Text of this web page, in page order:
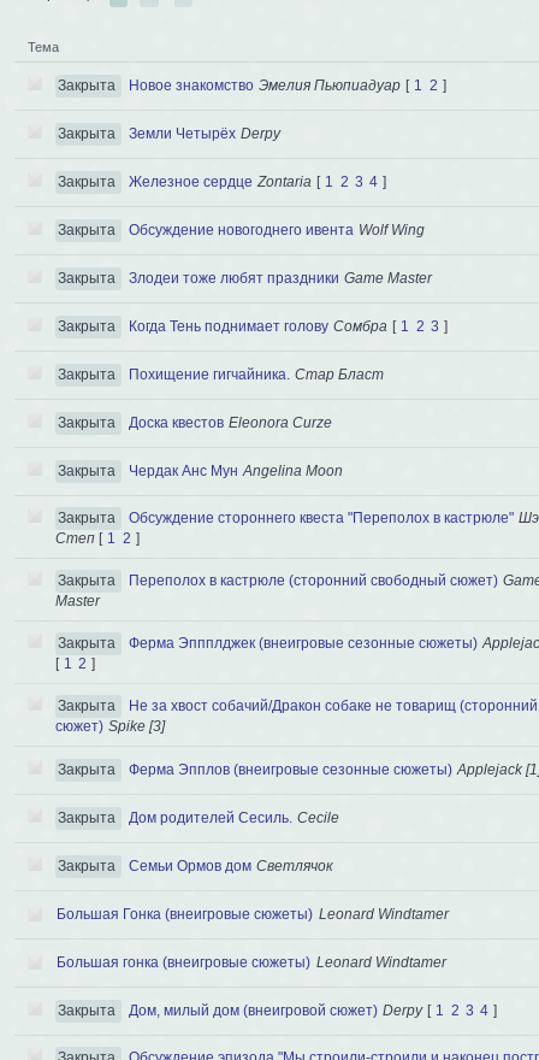
Тема
Закрыта Новое знакомство Эмелия Пьюпиадуар [ 1 2 ]
Закрыта Земли Четырёх Derpy
Закрыта Железное сердце Zontaria [ 1 2 3 4 ]
Закрыта Обсуждение новогоднего ивента Wolf Wing
Закрыта Злодеи тоже любят праздники Game Master
Закрыта Когда Тень поднимает голову Сомбра [ 1 2 3 ]
Закрыта Похищение гигчайника. Стар Бласт
Закрыта Доска квестов Eleonora Curze
Закрыта Чердак Анс Мун Angelina Moon
Закрыта Обсуждение стороннего квеста "Переполох в кастрюле"
Степ [ 1 2 ]
Закрыта Переполох в кастрюле (сторонний свободный сюжет)
Master
Закрыта Ферма Эппплджек (внеигровые сезонные сюжеты)
[ 1 2 ]
Закрыта
Не за хвост собачий/Дракон собаке не товарищ (сторонний
сюжет) Spike [3]
Закрыта Ферма Эпплов (внеигровые сезонные сюжеты) Applejack
Закрыта Дом родителей Сесиль. Cecile
Закрыта Семьи Ормов дом Светлячок
Большая Гонка (внеигровые сюжеты) Leonard Windtamer
Большая гонка (внеигровые сюжеты) Leonard Windtamer
Закрыта Дом, милый дом (внеигровой сюжет) Derpy [ 1 2 3 4 ]